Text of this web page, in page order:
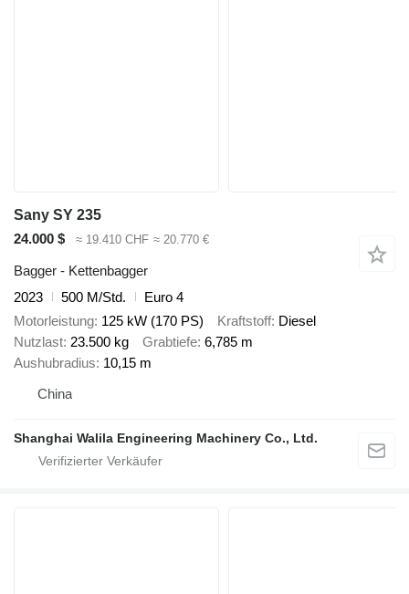
Sany SY 235
24.000 $
≈ 19.410 CHF ≈ 20.770 €
Bagger - Kettenbagger
2023
500 M/Std.
Euro 4
Motorleistung 125 kW (170 PS) Kraftstoff Diesel
Nutzlast 23.500 kg Grabtiefe 6,785 m
Aushubradius 10,15 m
China
Shanghai Walila Engineering Machinery Co., Ltd.